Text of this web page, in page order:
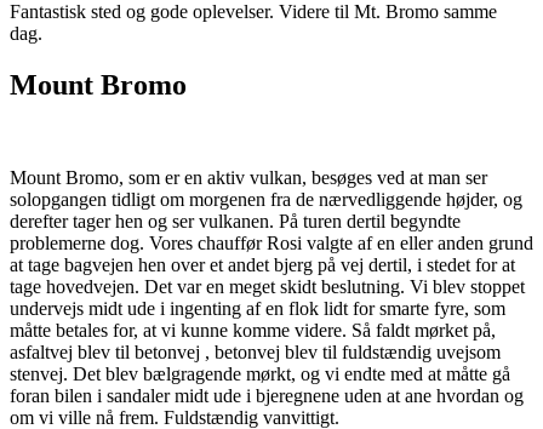
Fantastisk sted og gode oplevelser. Videre til Mt. Bromo samme
dag.
Mount Bromo
Mount Bromo, som er en aktiv vulkan, besøges ved at man ser
solopgangen tidligt om morgenen fra de nærvedliggende højder, og
derefter tager hen og ser vulkanen. På turen dertil begyndte
problemerne dog. Vores chauffør Rosi valgte af en eller anden grund
at tage bagvejen hen over et andet bjerg på vej dertil, i stedet for at
tage hovedvejen. Det var en meget skidt beslutning. Vi blev stoppet
undervejs midt ude i ingenting af en flok lidt for smarte fyre, som
måtte betales for, at vi kunne komme videre. Så faldt mørket på,
asfaltvej blev til betonvej , betonvej blev til fuldstændig uvejsom
stenvej. Det blev bælgragende mørkt, og vi endte med at måtte gå
foran bilen i sandaler midt ude i bjeregnene uden at ane hvordan og
om vi ville nå frem. Fuldstændig vanvittigt.